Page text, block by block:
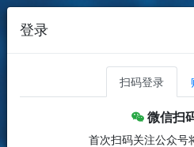
登录
扫码登录
微信扫
首次扫码关注公众号